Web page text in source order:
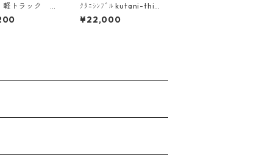
軽トラック 幾
彩
ｸﾀﾆｼﾝﾌﾞﾙ kutani-thi
mble 04 九谷焼指
貫
¥22,000